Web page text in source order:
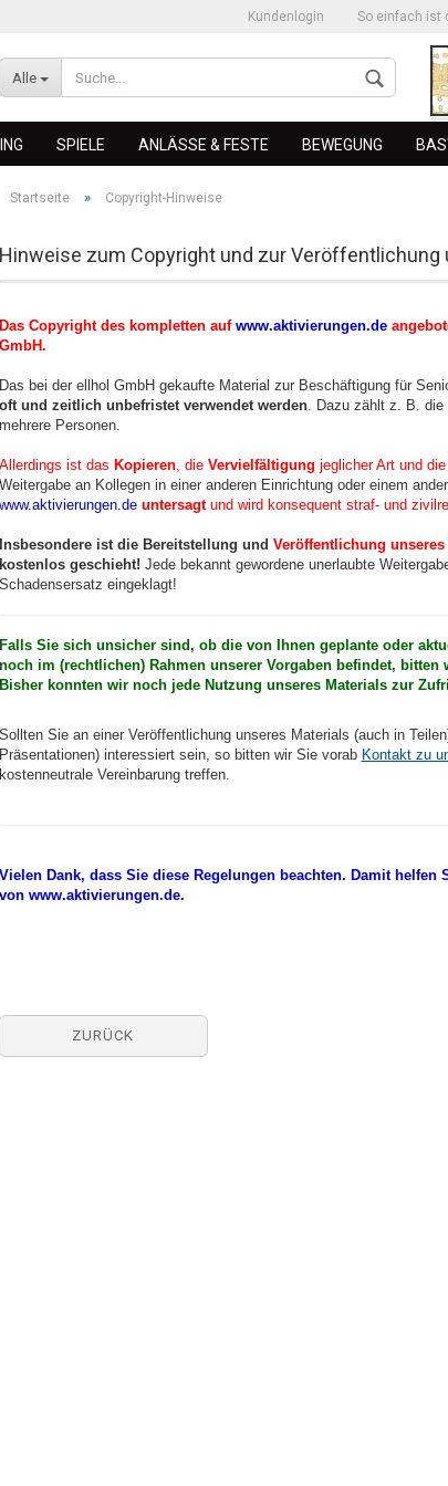
Kundenlogin
Konto erstellen
Passwort vergessen?
So einfach ist
Alle
SPIELE ANLÄSSE & FESTE BEWEGUNG
Startseite » Copyright-Hinweise
Hinweise zum Copyright und zur
Das Copyright des kompletten auf www.aktivierungen.de
GmbH.
Das bei der ellhol GmbH gekaufte Material zur Beschäftigung für
oft und zeitlich unbefristet verwendet werden. Dazu zählt z. B. die
mehrere Personen.
Allerdings ist das Kopieren, die Vervielfältigung jeglicher Art und die
Weitergabe an Kollegen in einer anderen Einrichtung oder einem
www.aktivierungen.de untersagtund wird konsequent straf- und
Insbesondere ist die Bereitstellung und Veröffentlichung
kostenlos geschieht! Jede bekannt gewordene unerlaubte
Schadensersatz eingeklagt!
Falls Sie sich unsicher sind, ob die von Ihnen geplante oder
noch im (rechtlichen) Rahmen unserer Vorgaben befindet,
Bisher konnten wir noch jede Nutzung unseres Materials zur
Sollten Sie an einer Veröffentlichung unseres Materials (auch in
Präsentationen) interessiert sein, so bitten wir Sie vorab Kontakt zu
kostenneutrale Vereinbarung treffen.
Vielen Dank, dass Sie diese Regelungen beachten. Damit
von www.aktivierungen.de.
ZURÜCK